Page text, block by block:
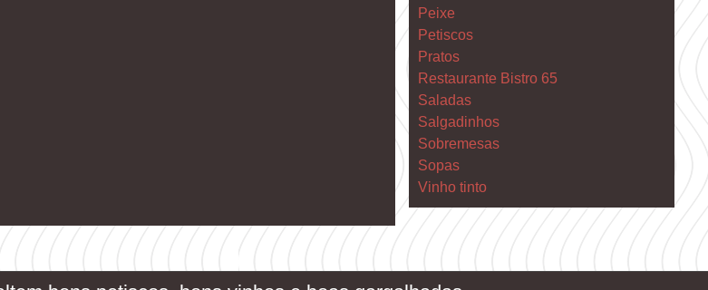
Peixe
Petiscos
Pratos
Restaurante Bistro 65
Saladas
Salgadinhos
Sobremesas
Sopas
Vinho tinto